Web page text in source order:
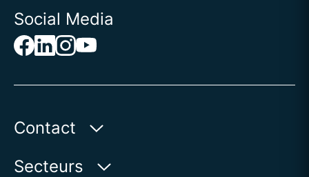
Social Media
Contact
AUMA Riester
Secteurs